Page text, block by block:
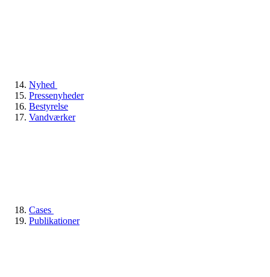
Nyhed
Pressenyheder
Bestyrelse
Vandværker
Cases
Publikationer